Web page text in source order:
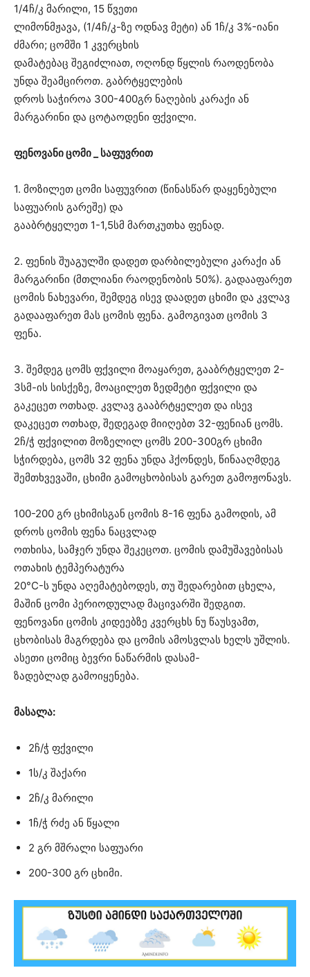
1/4ჩ/კ მარილი, 15 წვეთი
ლიმონმჟავა, (1/4ჩ/კ-ზე ოდნავ მეტი) ან 1ჩ/კ 3%-იანი
ძმარი; ცომში 1 კვერცხის
დამატებაც შეგიძლიათ, ოღონდ წყლის რაოდენობა
უნდა შეამციროთ. გაბრტყელების
დროს საჭიროა 300-400გრ ნაღების კარაქი ან
მარგარინი და ცოტაოდენი ფქვილი.
ფენოვანი ცომი _ საფუვრით
1. მოზილეთ ცომი საფუვრით (წინასწარ დაყენებული
საფუარის გარეშე) და
გააბრტყელეთ 1-1,5სმ მართკუთხა ფენად.
2. ფენის შუაგულში დადეთ დარბილებული კარაქი ან
მარგარინი (მთლიანი რაოდენობის 50%). გადააფარეთ
ცომის ნახევარი, შემდეგ ისევ დაადეთ ცხიმი და კვლავ
გადააფარეთ მას ცომის ფენა. გამოგივათ ცომის 3
ფენა.
3. შემდეგ ცომს ფქვილი მოაყარეთ, გააბრტყელეთ 2-
3სმ-ის სისქეზე, მოაცილეთ ზედმეტი ფქვილი და
გაკეცეთ ოთხად. კვლავ გააბრტყელეთ და ისევ
დაკეცეთ ოთხად, შედეგად მიიღებთ 32-ფენიან ცომს.
2ჩ/ჭ ფქვილით მოზელილ ცომს 200-300გრ ცხიმი
სჭირდება, ცომს 32 ფენა უნდა ჰქონდეს, წინააღმდეგ
შემთხვევაში, ცხიმი გამოცხობისას გარეთ გამოჟონავს.
100-200 გრ ცხიმისგან ცომის 8-16 ფენა გამოდის, ამ
დროს ცომის ფენა ნაცვლად
ოთხისა, სამჯერ უნდა შეკეცოთ. ცომის დამუშავებისას
ოთახის ტემპერატურა
20°C-ს უნდა აღემატებოდეს, თუ შედარებით ცხელა,
მაშინ ცომი პერიოდულად მაცივარში შედგით.
ფენოვანი ცომის კიდეებზე კვერცხს ნუ წაუსვამთ,
ცხობისას მაგრდება და ცომის ამოსვლას ხელს უშლის.
ასეთი ცომიც ბევრი ნაწარმის დასამ-
ზადებლად გამოიყენება.
მასალა:
2ჩ/ჭ ფქვილი
1ს/კ შაქარი
2ჩ/კ მარილი
1ჩ/ჭ რძე ან წყალი
2 გრ მშრალი საფუარი
200-300 გრ ცხიმი.